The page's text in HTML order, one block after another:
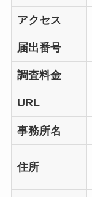
アクセス
届出番号
調査料金
URL
事務所名
住所